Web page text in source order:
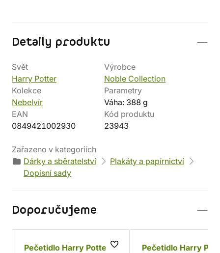
Detaily produktu
Svět
Harry Potter
Výrobce
Noble Collection
Kolekce
Nebelvír
Parametry
Váha: 388 g
EAN
0849421002930
Kód produktu
23943
Zařazeno v kategoriích
Dárky a sběratelství
Plakáty a papírnictví
Dopisní sady
Doporučujeme
Pečetidlo Harry Potter -
Pečetidlo Harry